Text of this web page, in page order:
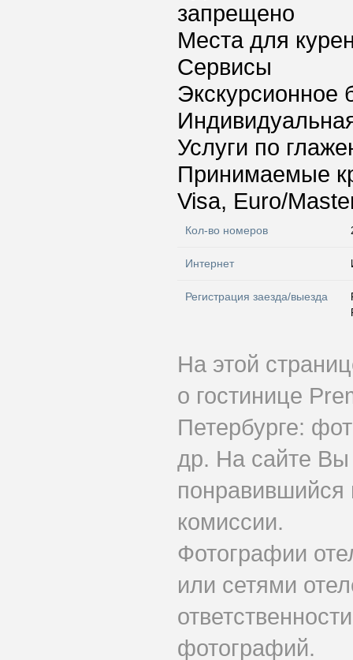
запрещено
Места для
Сервисы
Экскурсионное
Услуги по
Принимаемые
Visa, Euro/
Кол-во номеров
Интернет
Регистрация заезда/выезда
На этой
о гостинице
Петербурге:
др. На сайте Вы
понравившийся
комиссии.
Фотографии
или сетями
фотографий.